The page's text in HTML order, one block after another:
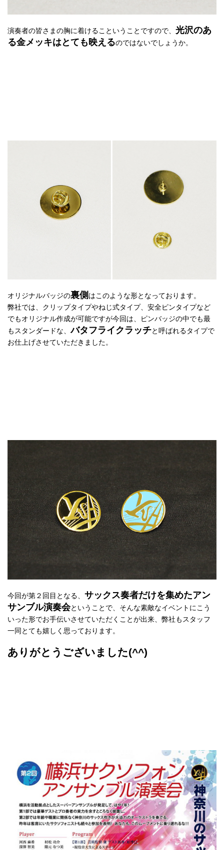
演奏者の皆さまの胸に着けるこということですので、 光沢のあ
る金メッキはとても映えるのではないでしょうか。
オリジナルバッジの裏側 はこのような形となっております。
弊社では、クリップタイプやねじ式タイプ、安全ピンタイプなど
でもオリジナル作成が可能ですが今回は、ピンバッジの中でも最
もスタンダードな、バタフライクラッチと呼ばれるタイプで
お仕上げさせていただきました。
今回が第２回目となる、 サックス奏者だけを集めたアン
サンブル演奏会ということで、そんな素敵なイベントにこう
いった形でお手伝いさせていただくことが出来、弊社もスタッフ
一同とても嬉しく思っております。
ありがとうございました(^^)